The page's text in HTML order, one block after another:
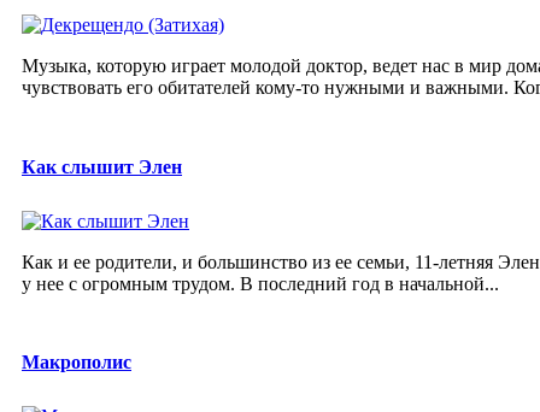
Музыка, которую играет молодой доктор, ведет нас в мир
чувствовать его обитателей кому-то нужными и важными.
Как слышит Элен
Как и ее родители, и большинство из ее семьи, 11-летняя
у нее с огромным трудом. В последний год в начальной...
Макрополис